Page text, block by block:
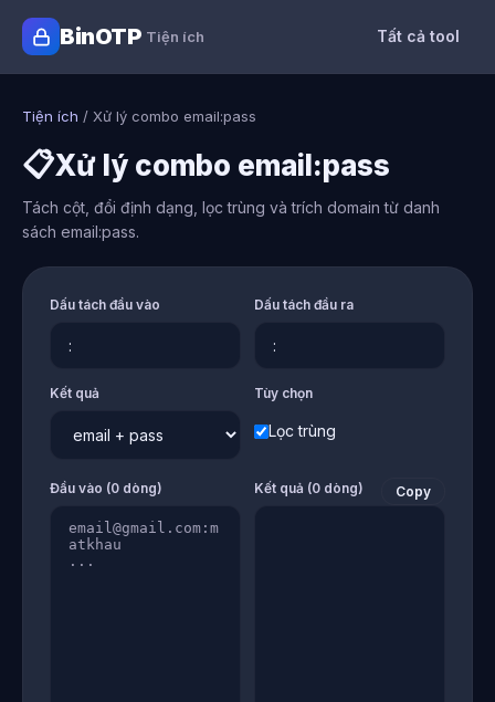
BinOTP Tiện ích Tất cả tool
Tiện ích / Xử lý combo email:pass
📋Xử lý combo email:pass
Tách cột, đổi định dạng, lọc trùng và trích domain từ danh
sách email:pass.
Dấu tách đầu vào Dấu tách đầu ra
Kết quả Tùy chọn
Lọc trùng
Đầu vào (0 dòng) Kết quả (0 dòng) Copy